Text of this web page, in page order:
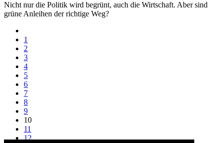
Nicht nur die Politik wird begrünt, auch die Wirtschaft. Aber sind
grüne Anleihen der richtige Weg?
1
2
3
4
5
6
7
8
9
10
11
12